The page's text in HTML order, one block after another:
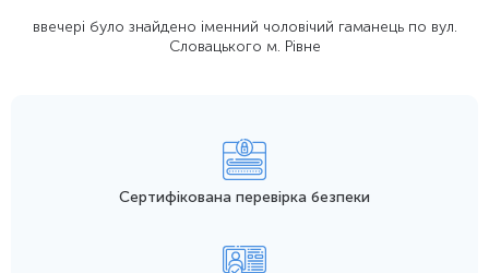
ввечері було знайдено іменний чоловічий гаманець по вул.
Словацького м. Рівне
Сертифікована перевірка безпеки